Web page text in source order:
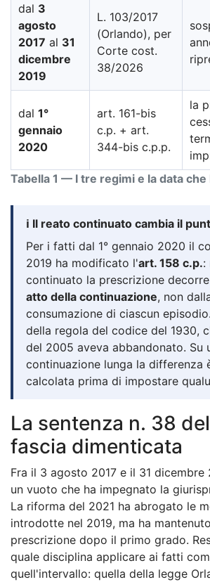
Tabella 1 — I tre regimi e la data che
dal 3
agosto
2017 al 31
dicembre
2019
L. 103/2017
(Orlando), per
Corte cost.
38/2026
dal 1°
gennaio
2020
art. 161-bis
c.p. + art.
344-bis c.p.p.
la
ℹ️ Il reato continuato cambia il
Per i fatti dal 1° gennaio 2020 il
2019 ha modificato l'art. 158 c.p.:
continuato la prescrizione decorre
atto della continuazione, non
consumazione di ciascun
della regola del codice del 1930,
del 2005 aveva abbandonato. Su
continuazione lunga la differenza
calcolata prima di impostare
La sentenza n. 38
fascia dimenticata
Fra il 3 agosto 2017 e il 31 dicembre
un vuoto che ha impegnato la
La riforma del 2021 ha abrogato le
introdotte nel 2019, ma ha
prescrizione dopo il primo grado.
quale disciplina applicare ai fatti
quell'intervallo: quella della legge